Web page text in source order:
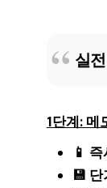
실전
1단계: 메
📱
💾